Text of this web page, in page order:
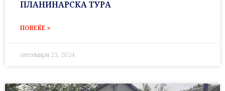
ПЛАНИНАРСКА ТУРА
ПОВЕЌЕ »
септември 23, 2024